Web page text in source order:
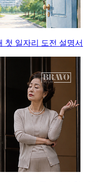
첫 일자리 도전 설명서